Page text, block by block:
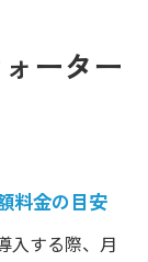
ーター
料金の目安
入する際、月